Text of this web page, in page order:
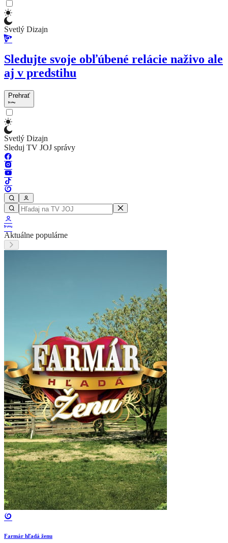
Svetlý Dizajn
Sledujte svoje obľúbené relácie naživo ale
aj v predstihu
Prehrať
Svetlý Dizajn
Sleduj TV JOJ správy
Aktuálne populárne
Farmár hľadá ženu